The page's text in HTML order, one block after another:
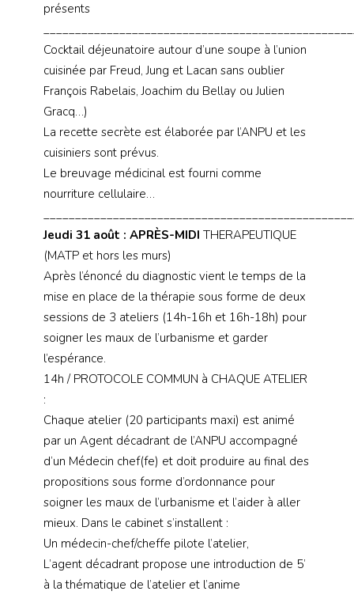
présents
Cocktail déjeunatoire autour d’une soupe à l’union
cuisinée par Freud, Jung et Lacan sans oublier
François Rabelais, Joachim du Bellay ou Julien
Gracq…)
La recette secrète est élaborée par l’ANPU et les
cuisiniers sont prévus.
Le breuvage médicinal est fourni comme
nourriture cellulaire…
Jeudi 31 août : APRÈS-MIDI THERAPEUTIQUE
(MATP et hors les murs)
Après l’énoncé du diagnostic vient le temps de la
mise en place de la thérapie sous forme de deux
sessions de 3 ateliers (14h-16h et 16h-18h) pour
soigner les maux de l’urbanisme et garder
l’espérance.
14h / PROTOCOLE COMMUN à CHAQUE ATELIER
:
Chaque atelier (20 participants maxi) est animé
par un Agent décadrant de l’ANPU accompagné
d’un Médecin chef(fe) et doit produire au final des
propositions sous forme d’ordonnance pour
soigner les maux de l’urbanisme et l’aider à aller
mieux. Dans le cabinet s’installent :
Un médecin-chef/cheffe pilote l’atelier,
L’agent décadrant propose une introduction de 5’
à la thématique de l’atelier et l’anime